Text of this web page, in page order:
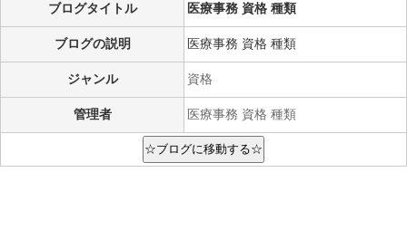
ブログタイトル 医療事務 資格 種類
ブログの説明 医療事務 資格 種類
ジャンル 資格
管理者 医療事務 資格 種類